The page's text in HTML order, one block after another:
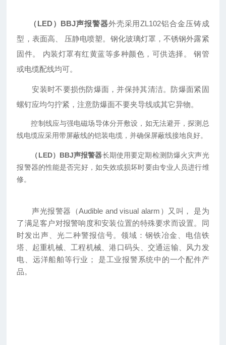
（LED）BBJ声报警器外壳采用ZL102铝合金压铸成
型，表面高、 压静电喷塑。钢化玻璃灯罩，不锈钢外露紧
固件。 内装灯罩有红黄蓝等多种颜色，可供选择。 钢管
或电缆配线均可。
安装时不要损伤防爆面，并保持其清洁。防爆面紧固
螺钉应均匀拧紧，注意防爆面不要夹导线或其它异物。
控制线应与强电磁场导体分开敷设，如无法避开，探测总
线电缆应采用带屏蔽线的铠装电缆，并确保屏蔽线接地良好。
（LED）BBJ声报警器长期使用要定期检测防爆火灾声光
报警器的性能是否完好，如失效或损坏时要由专业人员进行维
修。
声光报警器（Audible and visual alarm）又叫， 是为
了满足客户对报警响度和安装位置的特殊要求而设置。同
时发出声、光二种警报信号。领域：钢铁冶金、电信铁
塔、起重机械、工程机械、港口码头、交通运输、风力发
电、远洋船舶等行业； 是工业报警系统中的一个配件产
品。